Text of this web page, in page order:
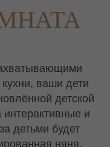
ваши дети
детской
и
детьми будет
няня,